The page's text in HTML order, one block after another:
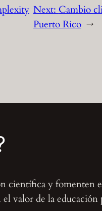
Next:Cambio
Puerto Rico →
científica y fomenten
valor de la